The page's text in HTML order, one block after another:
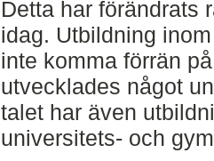
Detta har förändrats
idag. Utbildning
inte komma förrän
utvecklades något
talet har även
universitets- och